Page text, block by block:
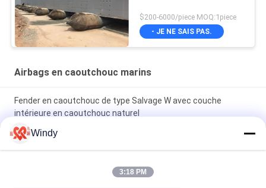
$200-6000/piece MOQ:1piece
- JE NE SAIS PAS.
Airbags en caoutchouc marins
Fender en caoutchouc de type Salvage W avec couche
intérieure en caoutchouc naturel
Pression 0,05-0,25 MPA Airbags en caoutchouc marine
Épaisseur 6 mm-20 mm Couches 4-9 Conception de
Windy
3:18 PM